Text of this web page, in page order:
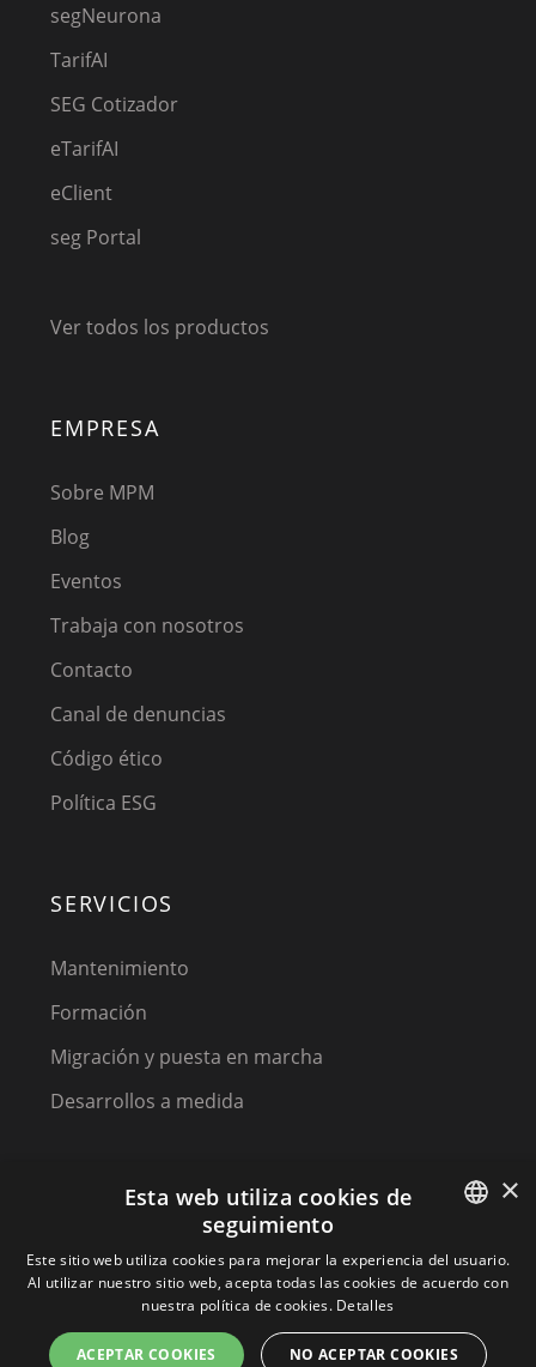
segNeurona
TarifAI
SEG Cotizador
eTarifAI
eClient
seg Portal
Ver todos los productos
EMPRESA
Sobre MPM
Blog
Eventos
Trabaja con nosotros
Contacto
Canal de denuncias
Código ético
Política ESG
SERVICIOS
Mantenimiento
Formación
Migración y puesta en marcha
Desarrollos a medida
(C) 2023, MPM SOFTWARE, a KIREY GROUP COMPANY
Terminos y condiciones
SPANISH
PORTUGUESE
×
Esta web utiliza cookies de
seguimiento
Este sitio web utiliza cookies para mejorar la experiencia del usuario.
Al utilizar nuestro sitio web, acepta todas las cookies de acuerdo con
nuestra política de cookies. Detalles
ACEPTAR COOKIES NO ACEPTAR COOKIES